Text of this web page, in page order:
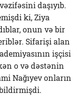
daşıyıb.
ki, Ziya
onun və bir
Sifarişi alan
işçisi
o və dəstənin
Nağıyev onların